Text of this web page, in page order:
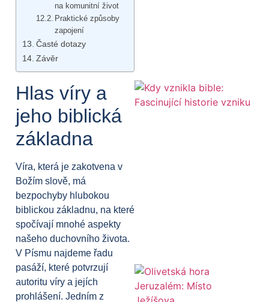
na komunitní život
Praktické způsoby
zapojení
Časté dotazy
Závěr
Hlas víry a
jeho biblická
základna
Víra, která je zakotvena v
Božím slově, má
bezpochyby hlubokou
biblickou základnu, na které
spočívají mnohé aspekty
našeho duchovního života.
V Písmu najdeme řadu
pasáží, které potvrzují
autoritu víry a jejích
prohlášení. Jedním z